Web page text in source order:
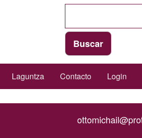
Laguntza Contacto Login